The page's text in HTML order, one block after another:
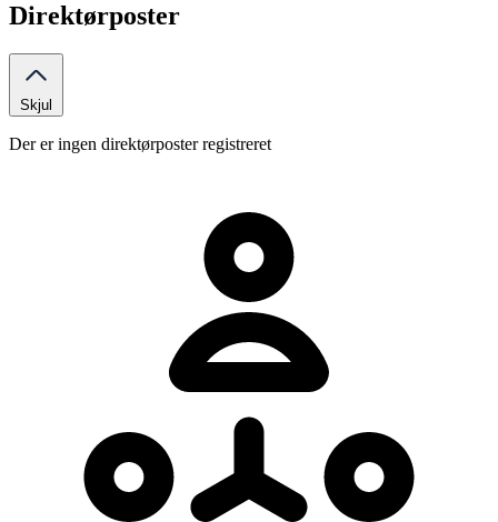
Direktørposter
Skjul
Der er ingen direktørposter registreret